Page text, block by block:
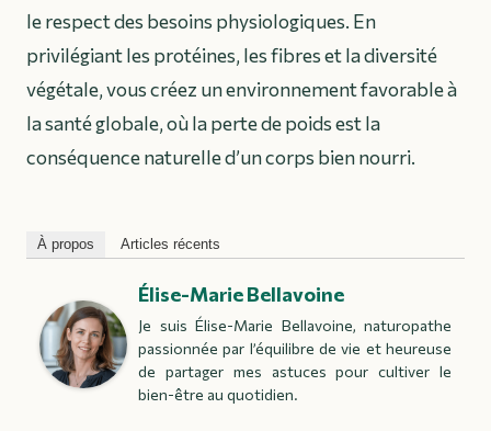
le respect des besoins physiologiques. En
privilégiant les protéines, les fibres et la diversité
végétale, vous créez un environnement favorable à
la santé globale, où la perte de poids est la
conséquence naturelle d’un corps bien nourri.
À propos Articles récents
Élise-Marie Bellavoine
Je suis Élise-Marie Bellavoine, naturopathe
passionnée par l’équilibre de vie et heureuse
de partager mes astuces pour cultiver le
bien-être au quotidien.